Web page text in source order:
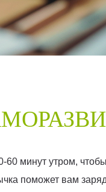
минут утром,
поможет вам